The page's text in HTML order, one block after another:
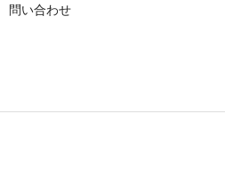
問い合わせ